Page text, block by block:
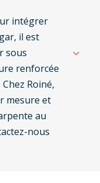
intégrer
il est
sous
renforcée
Roiné,
mesure et
au
nous